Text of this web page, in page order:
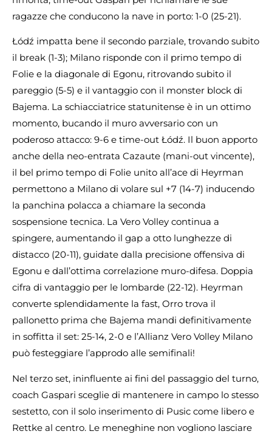
ragazze che conducono la nave in porto: 1-0 (25-21).
Łódź impatta bene il secondo parziale, trovando subito
il break (1-3); Milano risponde con il primo tempo di
Folie e la diagonale di Egonu, ritrovando subito il
pareggio (5-5) e il vantaggio con il monster block di
Bajema. La schiacciatrice statunitense è in un ottimo
momento, bucando il muro avversario con un
poderoso attacco: 9-6 e time-out Łódź. Il buon apporto
anche della neo-entrata Cazaute (mani-out vincente),
il bel primo tempo di Folie unito all’ace di Heyrman
permettono a Milano di volare sul +7 (14-7) inducendo
la panchina polacca a chiamare la seconda
sospensione tecnica. La Vero Volley continua a
spingere, aumentando il gap a otto lunghezze di
distacco (20-11), guidate dalla precisione offensiva di
Egonu e dall’ottima correlazione muro-difesa. Doppia
cifra di vantaggio per le lombarde (22-12). Heyrman
converte splendidamente la fast, Orro trova il
pallonetto prima che Bajema mandi definitivamente
in soffitta il set: 25-14, 2-0 e l’Allianz Vero Volley Milano
può festeggiare l’approdo alle semifinali!
Nel terzo set, ininfluente ai fini del passaggio del turno,
coach Gaspari sceglie di mantenere in campo lo stesso
sestetto, con il solo inserimento di Pusic come libero e
Rettke al centro. Le meneghine non vogliono lasciare